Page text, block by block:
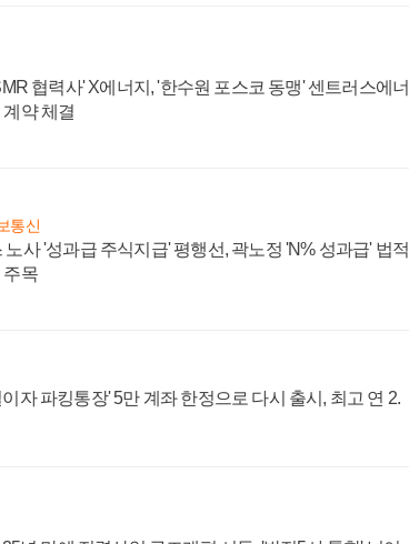
협력사' X에너지, '한수원 포스코 동맹' 센트러스에너
약 체결
통신
노사 '성과급 주식지급' 평행선, 곽노정 'N% 성과급' 법적
주목
자 파킹통장' 5만 계좌 한정으로 다시 출시, 최고 연 2.